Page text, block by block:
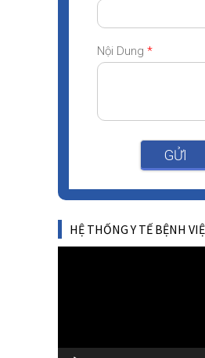
Nội Dung *
GỬI
HỆ THỐNG Y TẾ BỆNH